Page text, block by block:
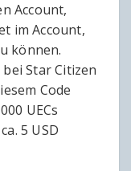
Account,
im Account,
können.
Star Citizen
Code
UECs
5 USD